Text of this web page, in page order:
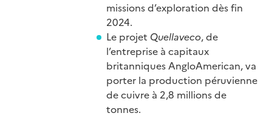
missions d’exploration dès fin
2024.
Le projet Quellaveco, de
l’entreprise à capitaux
britanniques AngloAmerican, va
porter la production péruvienne
de cuivre à 2,8 millions de
tonnes.